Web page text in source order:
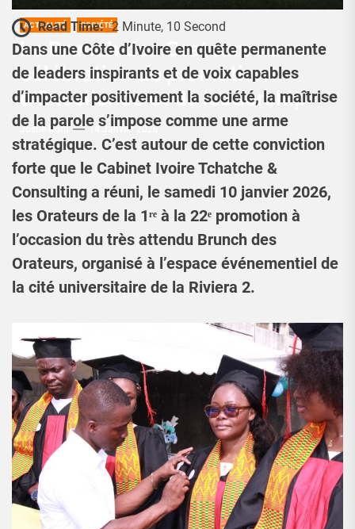
ACTUALITÉ SOCIÉTÉ
Le Brunch des Orateurs : une
célébration de promotion
d’Excellence et de leadership
Josué Koffi 14 Janvier 2026
Read Time: 2 Minute, 10 Second
Dans une Côte d’Ivoire en quête permanente
de leaders inspirants et de voix capables
d’impacter positivement la société, la maîtrise
de la parole s’impose comme une arme
stratégique. C’est autour de cette conviction
forte que le Cabinet Ivoire Tchatche &
Consulting a réuni, le samedi 10 janvier 2026,
les Orateurs de la 1ʳᵉ à la 22ᵉ promotion à
l’occasion du très attendu Brunch des
Orateurs, organisé à l’espace événementiel de
la cité universitaire de la Riviera 2.